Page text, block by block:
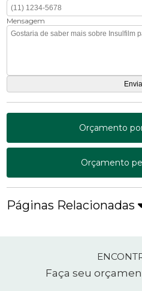
Mensagem
Orçamento
Orçamento
Páginas Relacionadas
Faça seu